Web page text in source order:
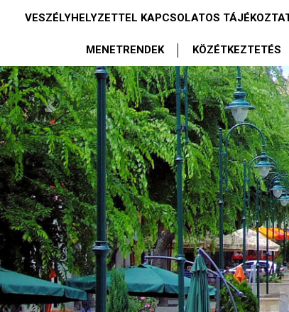
VESZÉLYHELYZETTEL KAPCSOLATOS
MENETRENDEK KÖZÉTKEZTETÉS